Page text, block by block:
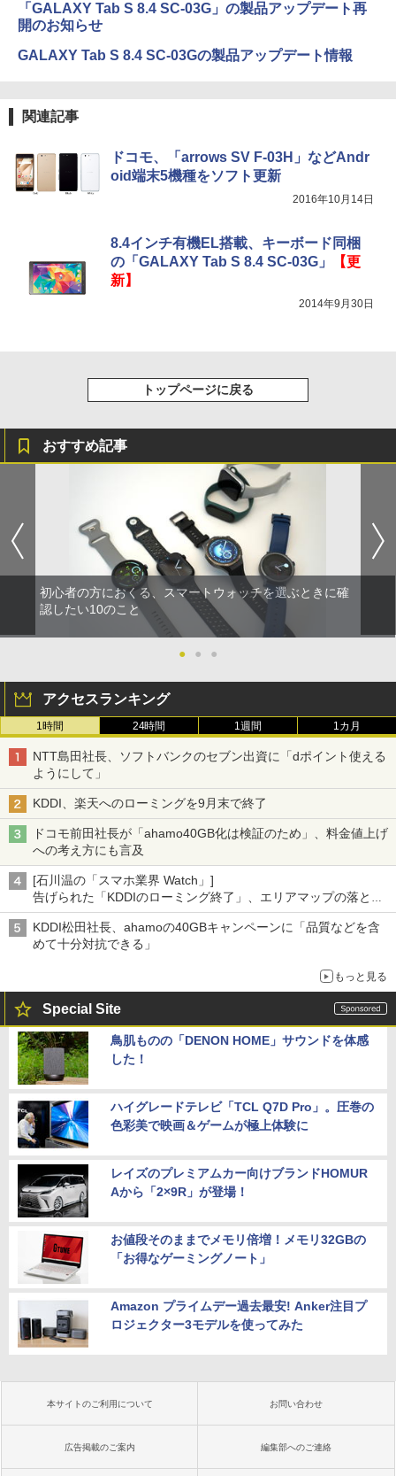
「GALAXY Tab S 8.4 SC-03G」の製品アップデート再
開のお知らせ
GALAXY Tab S 8.4 SC-03Gの製品アップデート情報
関連記事
ドコモ、「arrows SV F-03H」などAndr
oid端末5機種をソフト更新
2016年10月14日
8.4インチ有機EL搭載、キーボード同梱
の「GALAXY Tab S 8.4 SC-03G」
【更
新】
2014年9月30日
トップページに戻る
おすすめ記事
初心者の方におくる、スマートウォッチを選ぶときに確
認したい10のこと
● ● ●
アクセスランキング
1時間 24時間 1週間 1カ月
NTT島田社長、ソフトバンクのセブン出資に「dポイント使える
ようにして」
KDDI、楽天へのローミングを9月末で終了
ドコモ前田社長が「ahamo40GB化は検証のため」、料金値上げ
への考え方にも言及
[石川温の「スマホ業界 Watch」]
告げられた「KDDIのローミング終了」、エリアマップの落とし
穴と楽天モバイルの課題
KDDI松田社長、ahamoの40GBキャンペーンに「品質などを含
めて十分対抗できる」
もっと見る
Special Site
鳥肌ものの「DENON HOME」サウンドを体感
した！
ハイグレードテレビ「TCL Q7D Pro」。圧巻の
色彩美で映画＆ゲームが極上体験に
レイズのプレミアムカー向けブランドHOMUR
Aから「2×9R」が登場！
お値段そのままでメモリ倍増！メモリ32GBの
「お得なゲーミングノート」
Amazon プライムデー過去最安! Anker注目プ
ロジェクター3モデルを使ってみた
本サイトのご利用について お問い合わせ
広告掲載のご案内 編集部へのご連絡